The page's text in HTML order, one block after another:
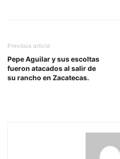
Previous article
Pepe Aguilar y sus escoltas
fueron atacados al salir de
su rancho en Zacatecas.